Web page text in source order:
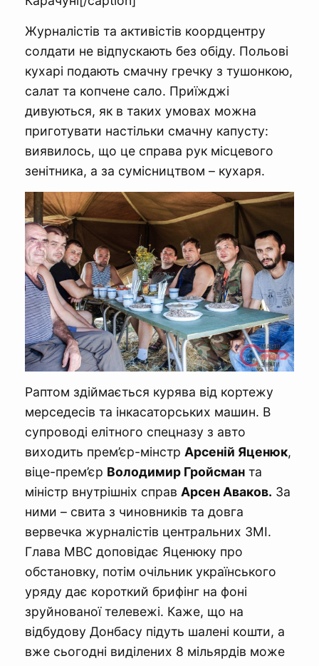
Журналістів та активістів коордцентру
солдати не відпускають без обіду. Польові
кухарі подають смачну гречку з тушонкою,
салат та копчене сало. Приїжджі
дивуються, як в таких умовах можна
приготувати настільки смачну капусту:
виявилось, що це справа рук місцевого
зенітника, а за сумісництвом – кухаря.
Раптом здіймається курява від кортежу
мерседесів та інкасаторських машин. В
супроводі елітного спецназу з авто
виходить прем’єр-мінстр Арсеній Яценюк,
віце-прем’єр Володимир Гройсман та
міністр внутрішніх справ Арсен Аваков. За
ними – свита з чиновників та довга
вервечка журналістів центральних ЗМІ.
Глава МВС доповідає Яценюку про
обстановку, потім очільник українського
уряду дає короткий брифінг на фоні
зруйнованої телевежі. Каже, що на
відбудову Донбасу підуть шалені кошти, а
вже сьогодні виділених 8 мільярдів може